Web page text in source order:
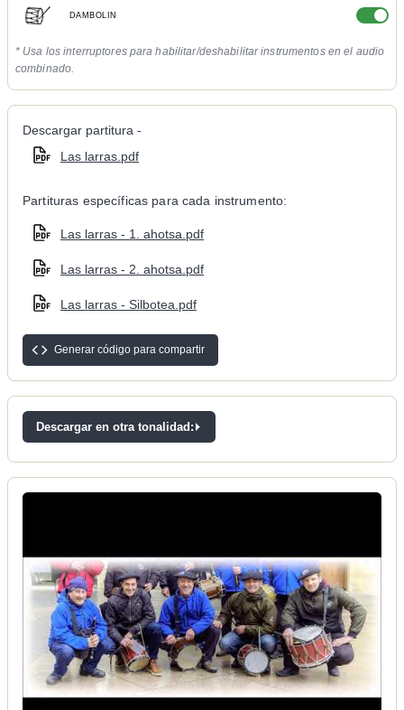
DAMBOLIN
* Usa los interruptores para habilitar/deshabilitar instrumentos en el audio
combinado.
Descargar partitura -
Las larras.pdf
Partituras específicas para cada instrumento:
Las larras - 1. ahotsa.pdf
Las larras - 2. ahotsa.pdf
Las larras - Silbotea.pdf
Generar código para compartir
Descargar en otra tonalidad: